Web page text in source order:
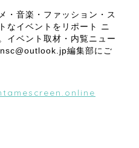
・音楽・ファッション・ス
なイベントをリポート ニ
イベント取材・内覧ニュー
編集部にご